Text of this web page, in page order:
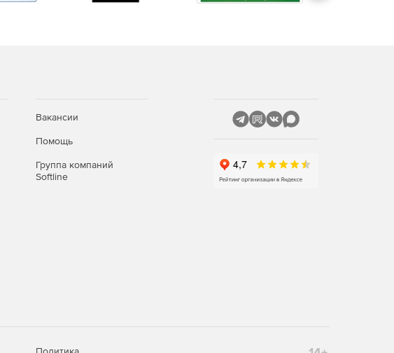
Вакансии
Помощь
Группа компаний
Softline